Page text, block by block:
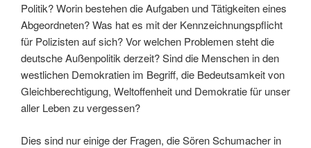
Politik? Worin bestehen die Aufgaben und Tätigkeiten eines
Abgeordneten? Was hat es mit der Kennzeichnungspflicht
für Polizisten auf sich? Vor welchen Problemen steht die
deutsche Außenpolitik derzeit? Sind die Menschen in den
westlichen Demokratien im Begriff, die Bedeutsamkeit von
Gleichberechtigung, Weltoffenheit und Demokratie für unser
aller Leben zu vergessen?
Dies sind nur einige der Fragen, die Sören Schumacher in